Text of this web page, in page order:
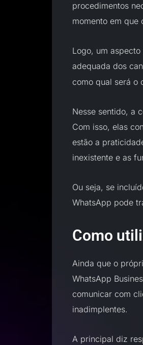
procedimentos
momento em que
Logo, um
adequada dos
como qual será o
Nesse sentido, a
Com isso, elas
estão a
inexistente e as
Ou seja, se
WhatsApp pode
Como
Ainda que o
WhatsApp
comunicar com
inadimplentes.
A principal diz